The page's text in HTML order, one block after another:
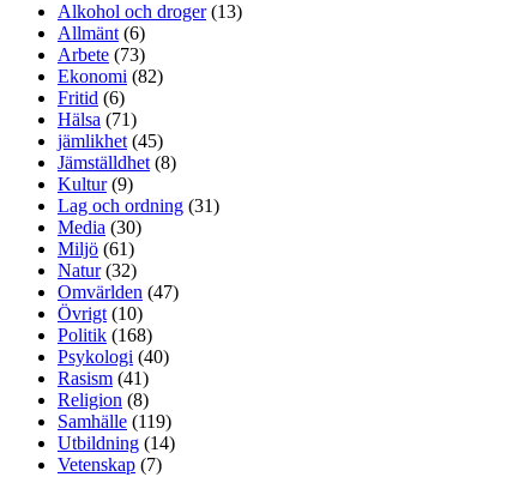
Alkohol och droger(13)
Allmänt (6)
Arbete (73)
Ekonomi (82)
Fritid (6)
Hälsa (71)
jämlikhet (45)
Jämställdhet (8)
Kultur(9)
Lag och ordning (31)
Media (30)
Miljö (61)
Natur(32)
Omvärlden (47)
Övrigt (10)
Politik (168)
Psykologi (40)
Rasism (41)
Religion (8)
Samhälle (119)
Utbildning (14)
Vetenskap (7)